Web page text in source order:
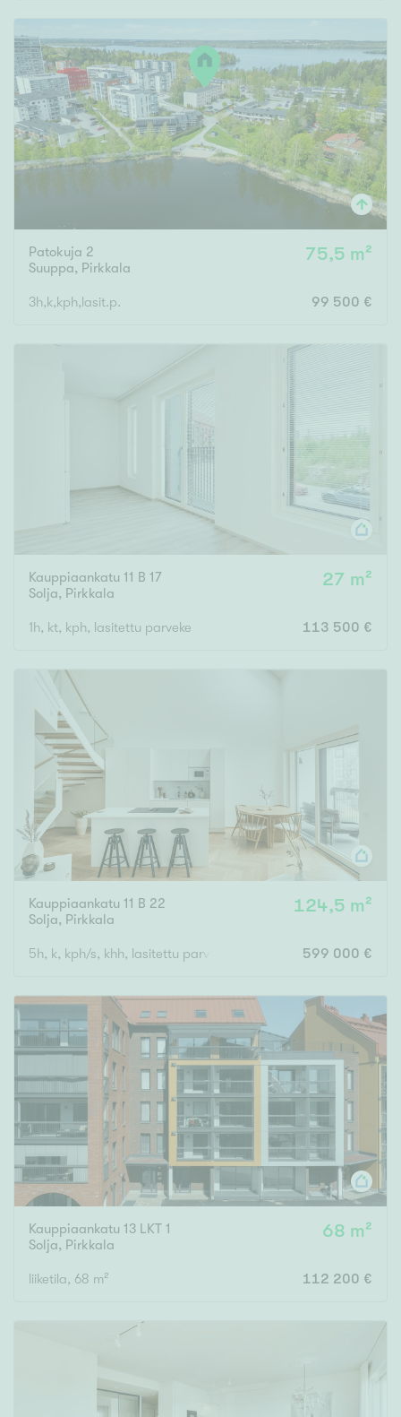
Patokuja 2
Suuppa, Pirkkala
75,5 m²
3h,k,kph,lasit.p. 99 500 €
Kauppiaankatu 11 B 17
Solja, Pirkkala
27 m²
1h, kt, kph, lasitettu parveke 113 500 €
Kauppiaankatu 11 B 22
Solja, Pirkkala
124,5 m²
5h, k, kph/s, khh, lasitettu parveke ja ranskal. parveke
599 000 €
Kauppiaankatu 13 LKT 1
Solja, Pirkkala
68 m²
liiketila, 68 m² 112 200 €